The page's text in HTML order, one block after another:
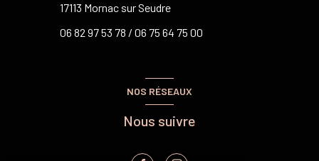
17113 Mornac sur Seudre
06 82 97 53 78 / 06 75 64 75 00
NOS RÉSEAUX
Nous suivre